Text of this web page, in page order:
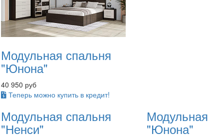
Модульная спальня
"Юнона"
40 950 руб
Теперь можно купить в кредит!
Модульная спальня
"Ненси" "Юнона"